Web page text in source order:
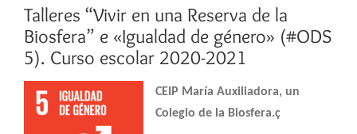
Talleres “Vivir en una Reserva de la
Biosfera” e «Igualdad de género» (#ODS
5). Curso escolar 2020-2021
CEIP María Auxiliadora, un
Colegio de la Biosfera.ç